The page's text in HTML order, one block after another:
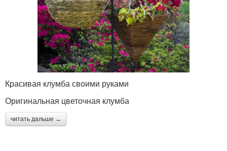
Красивая клумба своими руками
Оригинальная цветочная клумба
читать дальше →